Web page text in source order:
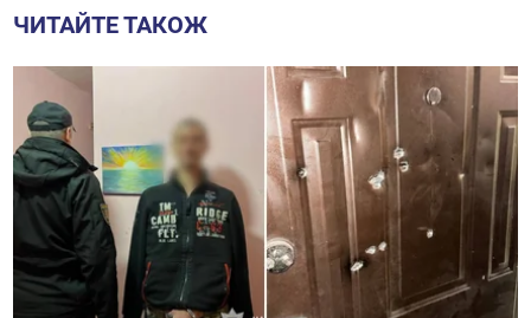
ЧИТАЙТЕ ТАКОЖ